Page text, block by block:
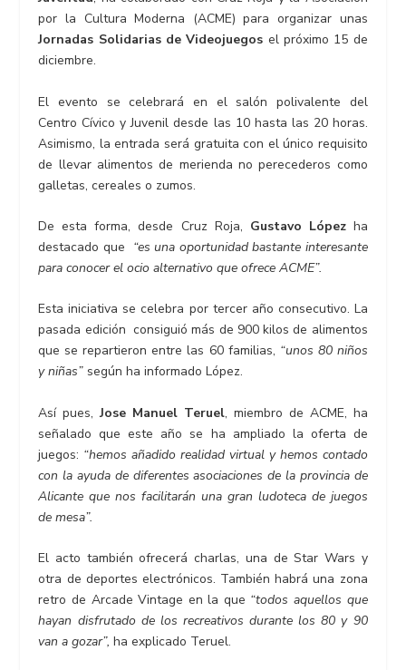
por la Cultura Moderna (ACME) para organizar unas
Jornadas Solidarias de Videojuegos el próximo 15 de
diciembre.
El evento se celebrará en el salón polivalente del
Centro Cívico y Juvenil desde las 10 hasta las 20 horas.
Asimismo, la entrada será gratuita con el único requisito
de llevar alimentos de merienda no perecederos como
galletas, cereales o zumos.
De esta forma, desde Cruz Roja, Gustavo Lópezha
destacado que “es una oportunidad bastante interesante
para conocer el ocio alternativo que ofrece ACME”.
Esta iniciativa se celebra por tercer año consecutivo. La
pasada edición consiguió más de 900 kilos de alimentos
que se repartieron entre las 60 familias, “unos 80 niños
y niñas” según ha informado López.
Así pues,Jose Manuel Teruel, miembro de ACME, ha
señalado que este año se ha ampliado la oferta de
juegos: “hemos añadido realidad virtual y hemos contado
con la ayuda de diferentes asociaciones de la provincia de
Alicante que nos facilitarán una gran ludoteca de juegos
de mesa”.
El acto también ofrecerá charlas, una de Star Wars y
otra de deportes electrónicos. También habrá una zona
retro de Arcade Vintage en la que “todos aquellos que
hayan disfrutado de los recreativos durante los 80 y 90
van a gozar”, ha explicado Teruel.